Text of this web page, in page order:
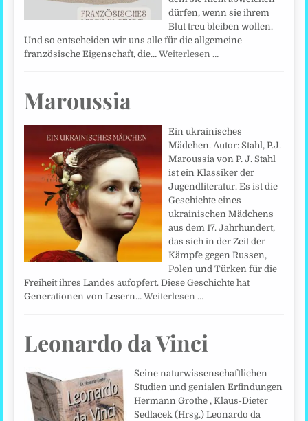
dürfen, wenn sie ihrem
Blut treu bleiben wollen.
Und so entscheiden wir uns alle für die allgemeine
französische Eigenschaft, die…Weiterlesen …
Maroussia
Ein ukrainisches
Mädchen. Autor: Stahl, P.J.
Maroussia von P. J. Stahl
ist ein Klassiker der
Jugendliteratur. Es ist die
Geschichte eines
ukrainischen Mädchens
aus dem 17. Jahrhundert,
das sich in der Zeit der
Kämpfe gegen Russen,
Polen und Türken für die
Freiheit ihres Landes aufopfert. Diese Geschichte hat
Generationen von Lesern…Weiterlesen …
Leonardo da Vinci
Seine naturwissenschaftlichen
Studien und genialen Erfindungen
Hermann Grothe , Klaus-Dieter
Sedlacek (Hrsg.) Leonardo da